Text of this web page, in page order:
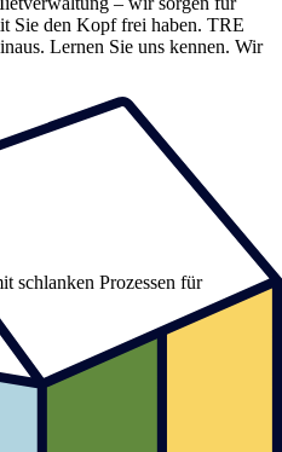
Sie den Kopf frei haben. TRE
Lernen Sie uns kennen. Wir
schlanken Prozessen für